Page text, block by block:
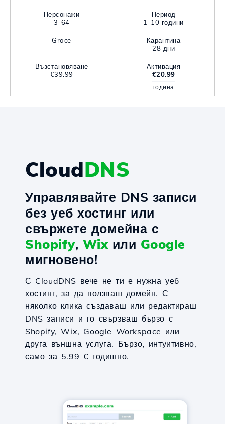
Персонажи
3-64
Период
1-10 години
Grace
-
Карантина
28 дни
Възстановяване
€39.99
Активация
€20.99
година
CloudDNS
Управлявайте DNS записи
без уеб хостинг или
свържете домейна с
Shopify, Wixили Google
мигновено!
С CloudDNS вече не ти е нужна уеб
хостинг, за да ползваш домейн. С
няколко клика създаваш или редактираш
DNS записи и го свързваш бързо с
Shopify, Wix, Google Workspace или
друга външна услуга. Бързо, интуитивно,
само за 5.99 € годишно.